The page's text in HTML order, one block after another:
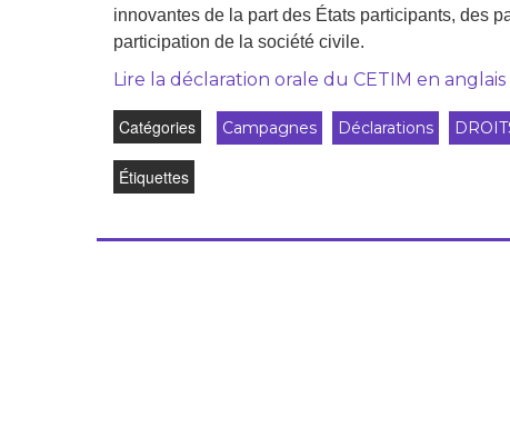
innovantes de la part des États participants, des
participation de la société civile.
Lire la déclaration orale du CETIM en anglais
Catégories Campagnes Déclarations
Étiquettes